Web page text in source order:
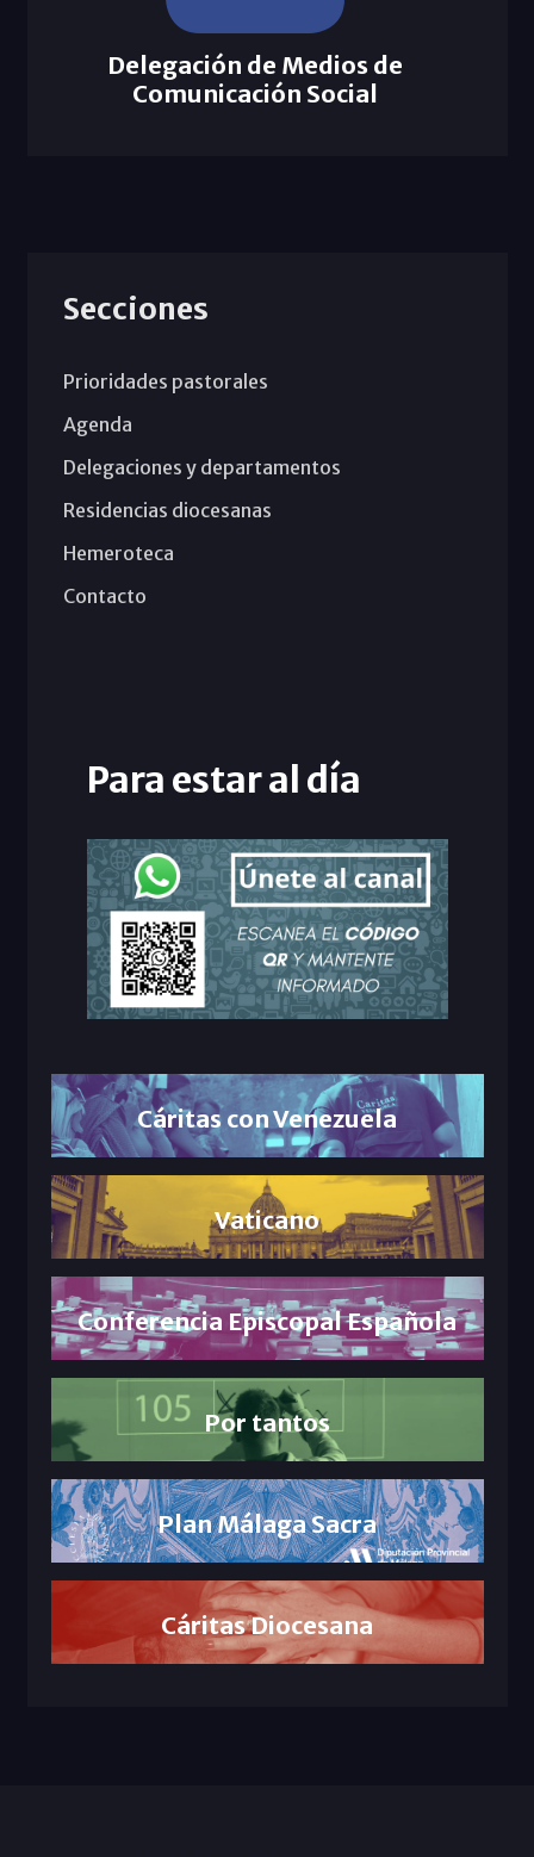
Delegación de Medios de
Comunicación Social
Secciones
Prioridades pastorales
Agenda
Delegaciones y departamentos
Residencias diocesanas
Hemeroteca
Contacto
Para estar al día
Cáritas con Venezuela
Vaticano
Conferencia Episcopal Española
Por tantos
Plan Málaga Sacra
Cáritas Diocesana